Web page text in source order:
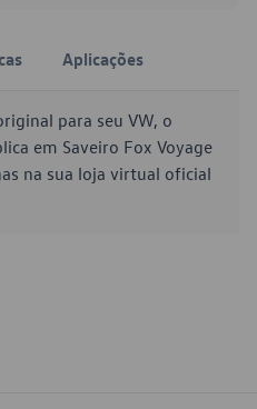
Aplicações
para seu VW, o
em Saveiro Fox Voyage
na sua loja virtual oficial